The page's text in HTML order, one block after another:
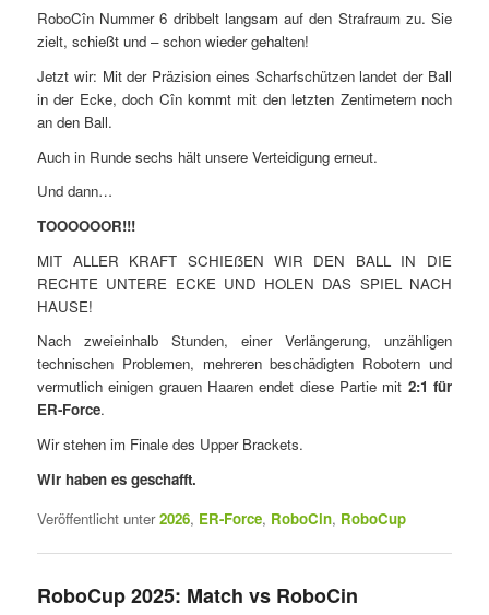
RoboCîn Nummer 6 dribbelt langsam auf den Strafraum zu. Sie
zielt, schießt und – schon wieder gehalten!
Jetzt wir: Mit der Präzision eines Scharfschützen landet der Ball
in der Ecke, doch Cîn kommt mit den letzten Zentimetern noch
an den Ball.
Auch in Runde sechs hält unsere Verteidigung erneut.
Und dann…
TOOOOOOR!!!
MIT ALLER KRAFT SCHIEẞEN WIR DEN BALL IN DIE
RECHTE UNTERE ECKE UND HOLEN DAS SPIEL NACH
HAUSE!
Nach zweieinhalb Stunden, einer Verlängerung, unzähligen
technischen Problemen, mehreren beschädigten Robotern und
vermutlich einigen grauen Haaren endet diese Partie mit 2:1 für
ER-Force.
Wir stehen im Finale des Upper Brackets.
Wir haben es geschafft.
Veröffentlicht unter 2026, ER-Force, RoboCin, RoboCup
RoboCup 2025: Match vs RoboCin